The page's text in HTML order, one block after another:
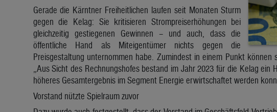
Gerade die Kärntner Freiheitlichen laufen seit Monaten Sturm
gegen die Kelag: Sie kritisieren Strompreiserhöhungen bei
gleichzeitig gestiegenen Gewinnen – und auch, dass die
öffentliche Hand als Miteigentümer nichts gegen die
Preisgestaltung unternommen habe. Zumindest in einem Punkt
„Aus Sicht des Rechnungshofes bestand im Jahr 2023 für die Kelag
höheres Gesamtergebnis im Segment Energie erwirtschaftet werden
Vorstand nützte Spielraum zuvor